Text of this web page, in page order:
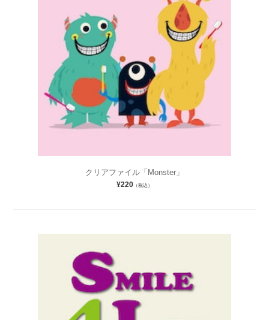
クリアファイル「Monster」
¥220 （税込）